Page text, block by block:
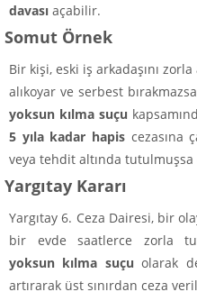
davası açabilir.
Somut Örnek
Bir kişi, eski iş arkadaşını
alıkoyar ve serbest
yoksun kılma suçu
5 yıla kadar hapiscezasına
veya tehdit altında tutulmuşsa
Yargıtay Kararı
Yargıtay 6. Ceza Dairesi, bir
bir evde saatlerce zorla
yoksun kılma suçu olarak
artırarak üst sınırdan ceza